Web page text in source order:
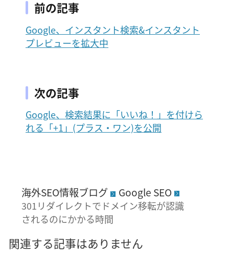
前の記事
Google、インスタント検索&インスタント
プレビューを拡大中
次の記事
Google、検索結果に「いいね！」を付けら
れる「+1」(プラス・ワン)を公開
海外SEO情報ブログ Google SEO
301リダイレクトでドメイン移転が認識
されるのにかかる時間
関連する記事はありません